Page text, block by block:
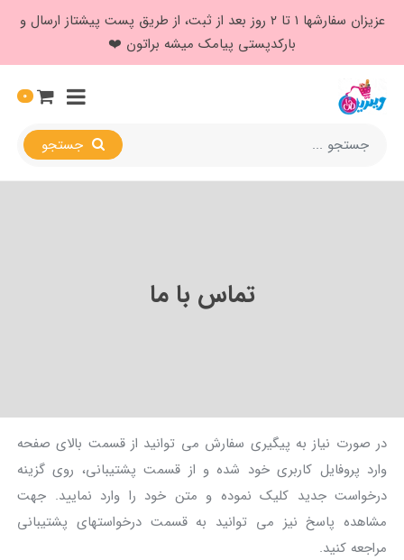
عزیزان سفارشها ۱ تا ۲ روز بعد از ثبت، از طریق پست پیشتاز ارسال و
بارکدپستی پیامک میشه براتون ❤️
0
تماس با ما
در صورت نیاز به پیگیری سفارش می توانید از قسمت بالای صفحه
وارد پروفایل کاربری خود شده و از قسمت پشتیبانی، روی گزینه
درخواست جدید کلیک نموده و متن خود را وارد نمایید. جهت
مشاهده پاسخ نیز می توانید به قسمت درخواستهای پشتیبانی
مراجعه کنید.